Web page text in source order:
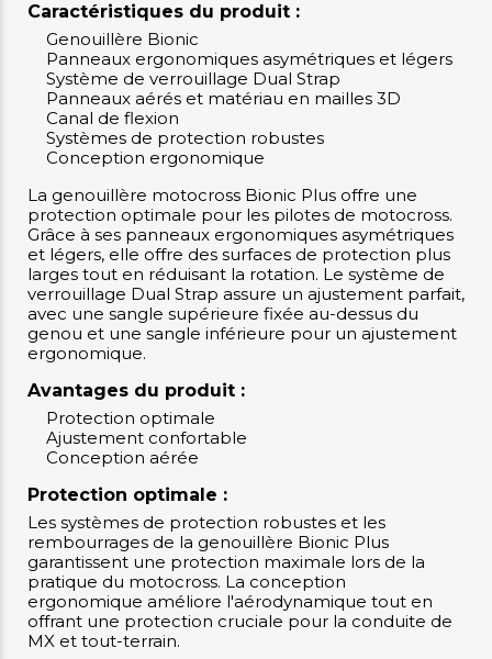
Caractéristiques du produit :
Genouillère Bionic
Panneaux ergonomiques asymétriques et légers
Système de verrouillage Dual Strap
Panneaux aérés et matériau en mailles 3D
Canal de flexion
Systèmes de protection robustes
Conception ergonomique
La genouillère motocross Bionic Plus offre une
protection optimale pour les pilotes de motocross.
Grâce à ses panneaux ergonomiques asymétriques
et légers, elle offre des surfaces de protection plus
larges tout en réduisant la rotation. Le système de
verrouillage Dual Strap assure un ajustement parfait,
avec une sangle supérieure fixée au-dessus du
genou et une sangle inférieure pour un ajustement
ergonomique.
Avantages du produit :
Protection optimale
Ajustement confortable
Conception aérée
Protection optimale :
Les systèmes de protection robustes et les
rembourrages de la genouillère Bionic Plus
garantissent une protection maximale lors de la
pratique du motocross. La conception
ergonomique améliore l'aérodynamique tout en
offrant une protection cruciale pour la conduite de
MX et tout-terrain.